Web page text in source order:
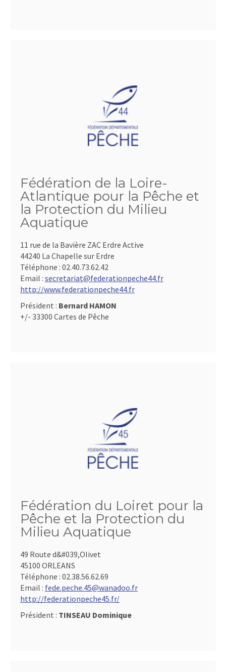
Fédération de la Loire-
Atlantique pour la Pêche et
la Protection du Milieu
Aquatique
11 rue de la Bavière ZAC Erdre Active
44240 La Chapelle sur Erdre
Téléphone : 02.40.73.62.42
Email : secretariat@federationpeche44.fr
http://www.federationpeche44.fr
Président : Bernard HAMON
+/- 33300 Cartes de Pêche
Fédération du Loiret pour la
Pêche et la Protection du
Milieu Aquatique
49 Route d&#039,Olivet
45100 ORLEANS
Téléphone : 02.38.56.62.69
Email : fede.peche.45@wanadoo.fr
http://federationpeche45.fr/
Président : TINSEAU Dominique